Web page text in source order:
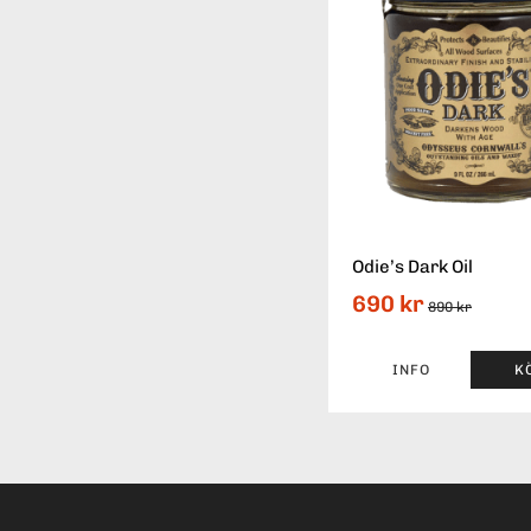
Odie’s Dark Oil
690 kr 890 kr
INFO